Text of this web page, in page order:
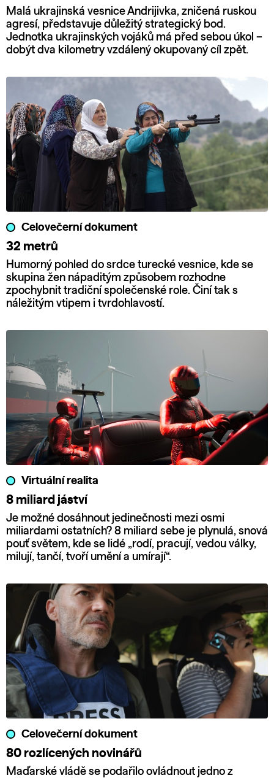
Malá ukrajinská vesnice Andrijivka, zničená ruskou
agresí, představuje důležitý strategický bod.
Jednotka ukrajinských vojáků má před sebou úkol –
dobýt dva kilometry vzdálený okupovaný cíl zpět.
Celovečerní dokument
32 metrů
Humorný pohled do srdce turecké vesnice, kde se
skupina žen nápaditým způsobem rozhodne
zpochybnit tradiční společenské role. Činí tak s
náležitým vtipem i tvrdohlavostí.
Virtuální realita
8 miliard jáství
Je možné dosáhnout jedinečnosti mezi osmi
miliardami ostatních? 8 miliard sebe je plynulá, snová
pouť světem, kde se lidé „rodí, pracují, vedou války,
milují, tančí, tvoří umění a umírají“.
Celovečerní dokument
80 rozlícených novinářů
Maďarské vládě se podařilo ovládnout jedno z